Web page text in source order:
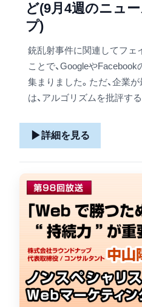
ど(9月4週のニュ
プ)
銃乱射事件に関連してフェ
ことで、Googleや
集まりました。ただ、企業
は、アルゴリズムを批評す
▶詳細を見る